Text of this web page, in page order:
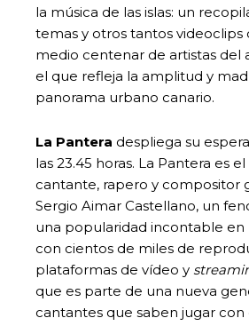
la música de las islas: un
temas y otros tantos videoclips
medio centenar de artistas del
el que refleja la amplitud y
panorama urbano canario.
La Pantera despliega su
las 23.45 horas. La Pantera es
cantante, rapero y compositor
Sergio Aimar Castellano, un
una popularidad incontable en
con cientos de miles de
plataformas de vídeo y
que es parte de una nueva
cantantes que saben jugar